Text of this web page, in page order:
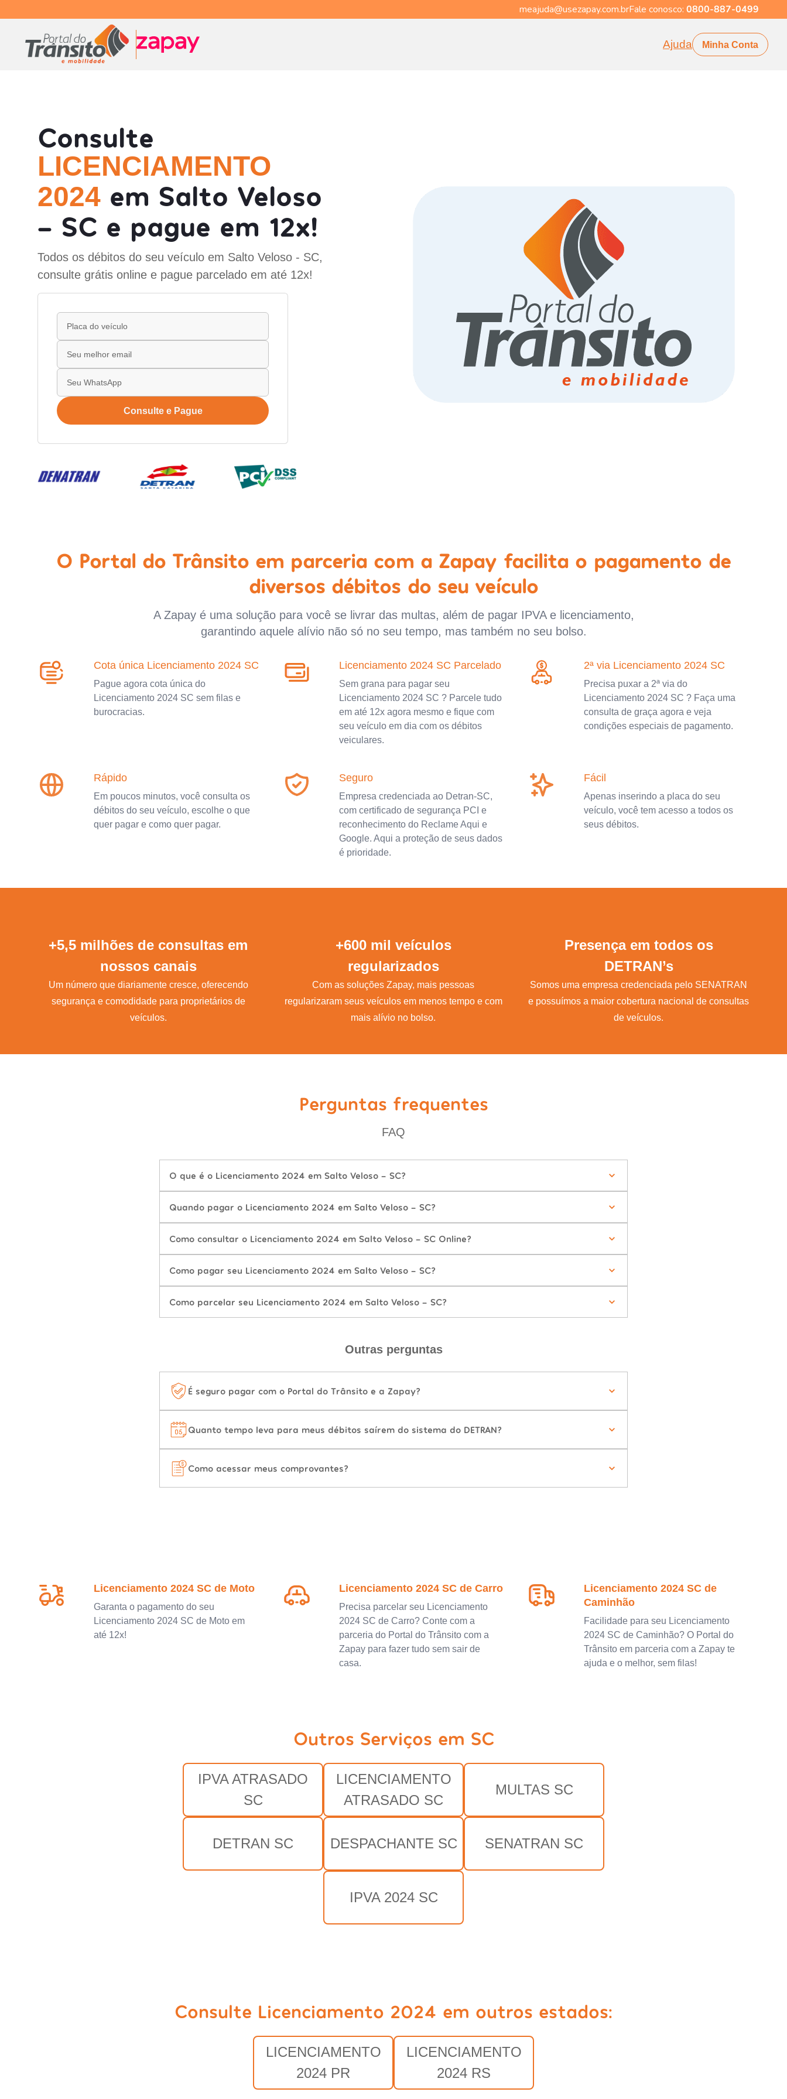
meajuda@usezapay.com.brFale conosco: 0800-887-0499
Ajuda Minha Conta
Consulte
LICENCIAMENTO
2024 em Salto Veloso
- SC e pague em 12x!
Todos os débitos do seu veículo em Salto Veloso - SC,
consulte grátis online e pague parcelado em até 12x!
Consulte e Pague
O Portal do Trânsito em parceria com a Zapay facilita o pagamento de
diversos débitos do seu veículo
A Zapay é uma solução para você se livrar das multas, além de pagar IPVA e licenciamento,
garantindo aquele alívio não só no seu tempo, mas também no seu bolso.
Cota única Licenciamento 2024 SC
Pague agora cota única do
Licenciamento 2024 SC sem filas e
burocracias.
Licenciamento 2024 SC Parcelado
Sem grana para pagar seu
Licenciamento 2024 SC ? Parcele tudo
em até 12x agora mesmo e fique com
seu veículo em dia com os débitos
veiculares.
2ª via Licenciamento 2024 SC
Precisa puxar a 2ª via do
Licenciamento 2024 SC ? Faça uma
consulta de graça agora e veja
condições especiais de pagamento.
Rápido
Em poucos minutos, você consulta os
débitos do seu veículo, escolhe o que
quer pagar e como quer pagar.
Seguro
Empresa credenciada ao Detran-SC,
com certificado de segurança PCI e
reconhecimento do Reclame Aqui e
Google. Aqui a proteção de seus dados
é prioridade.
Fácil
Apenas inserindo a placa do seu
veículo, você tem acesso a todos os
seus débitos.
+5,5 milhões de consultas em
nossos canais
Um número que diariamente cresce, oferecendo
segurança e comodidade para proprietários de
veículos.
+600 mil veículos
regularizados
Com as soluções Zapay, mais pessoas
regularizaram seus veículos em menos tempo e com
mais alívio no bolso.
Presença em todos os
DETRAN’s
Somos uma empresa credenciada pelo SENATRAN
e possuímos a maior cobertura nacional de consultas
de veículos.
Perguntas frequentes
FAQ
O que é o Licenciamento 2024 em Salto Veloso - SC?
Quando pagar o Licenciamento 2024 em Salto Veloso - SC?
Como consultar o Licenciamento 2024 em Salto Veloso - SC Online?
Como pagar seu Licenciamento 2024 em Salto Veloso - SC?
Como parcelar seu Licenciamento 2024 em Salto Veloso - SC?
Outras perguntas
É seguro pagar com o Portal do Trânsito e a Zapay?
Quanto tempo leva para meus débitos saírem do sistema do DETRAN?
Como acessar meus comprovantes?
Licenciamento 2024 SC de Moto
Garanta o pagamento do seu
Licenciamento 2024 SC de Moto em
até 12x!
Licenciamento 2024 SC de Carro
Precisa parcelar seu Licenciamento
2024 SC de Carro? Conte com a
parceria do Portal do Trânsito com a
Zapay para fazer tudo sem sair de
casa.
Licenciamento 2024 SC de
Caminhão
Facilidade para seu Licenciamento
2024 SC de Caminhão? O Portal do
Trânsito em parceria com a Zapay te
ajuda e o melhor, sem filas!
Outros Serviços em SC
IPVA ATRASADO
SC
LICENCIAMENTO
ATRASADO SC
MULTAS SC
DETRAN SC DESPACHANTE SC SENATRAN SC
IPVA 2024 SC
Consulte Licenciamento 2024 em outros estados:
LICENCIAMENTO
2024 PR
LICENCIAMENTO
2024 RS